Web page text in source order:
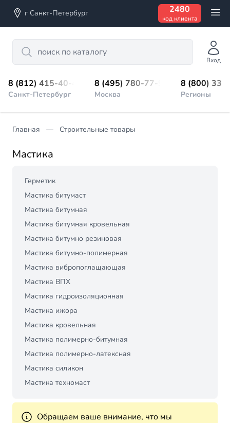
г Санкт-Петербург 2480
код клиента
Search
Вход
8 (812) 415-40-45
Санкт-Петербург
8 (495) 780-77-98
Москва
8 (800)
Регионы
Главная Строительные товары
Мастика
Герметик
Мастика битумаст
Мастика битумная
Мастика битумная кровельная
Мастика битумно резиновая
Мастика битумно-полимерная
Мастика вибропоглащающая
Мастика ВПХ
Мастика гидроизоляционная
Мастика ижора
Мастика кровельная
Мастика полимерно-битумная
Мастика полимерно-латексная
Мастика силикон
Мастика техномаст
Обращаем ваше внимание, что мы